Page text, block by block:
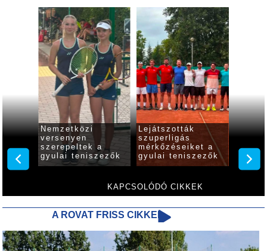
KAPCSOLÓDÓ CIKKEK
Nemzetközi
versenyen
szerepeltek a
gyulai teniszezők
Lejátszották
szuperligás
mérkőzéseiket a
gyulai teniszezők
fiatal
A ROVAT FRISS CIKKEI